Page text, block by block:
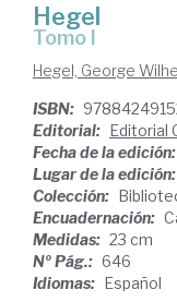
Hegel
Tomo I
Hegel, George
ISBN:
Editorial: Editorial
Fecha de la edición:
Lugar de la edición:
Colección:
Encuadernación:
Medidas: 23 cm
Nº Pág.: 646
Idiomas: Español